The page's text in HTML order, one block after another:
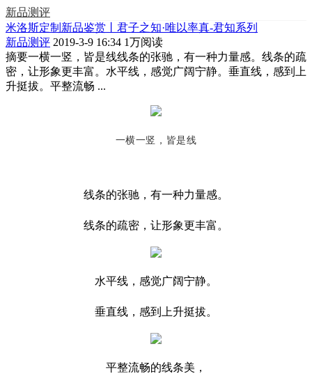
新品测评
米洛斯定制新品鉴赏丨君子之知·唯以率真-君知系列
新品测评 2019-3-9 16:34 1万阅读
摘要一横一竖，皆是线线条的张驰，有一种力量感。线条的疏
密，让形象更丰富。水平线，感觉广阔宁静。垂直线，感到上
升挺拔。平整流畅 ...
一横一竖，皆是线
线条的张驰，有一种力量感。
线条的疏密，让形象更丰富。
水平线，感觉广阔宁静。
垂直线，感到上升挺拔。
平整流畅的线条美，